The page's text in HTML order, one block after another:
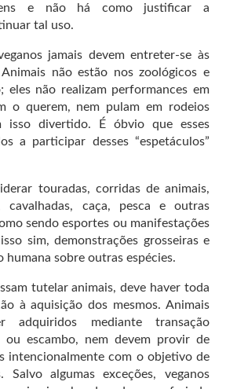
e não há como justificar a
tal uso.
jamais devem entreter-se às
não estão nos zoológicos e
eles não realizam performances em
o querem, nem pulam em rodeios
isso divertido. É óbvio que esses
a participar desses “espetáculos”
touradas, corridas de animais,
cavalhadas, caça, pesca e outras
sendo esportes ou manifestações
sim, demonstrações grosseiras e
humana sobre outras espécies.
tutelar animais, deve haver toda
à aquisição dos mesmos. Animais
adquiridos mediante transação
ou escambo, nem devem provir de
intencionalmente com o objetivo de
Salvo algumas exceções, veganos